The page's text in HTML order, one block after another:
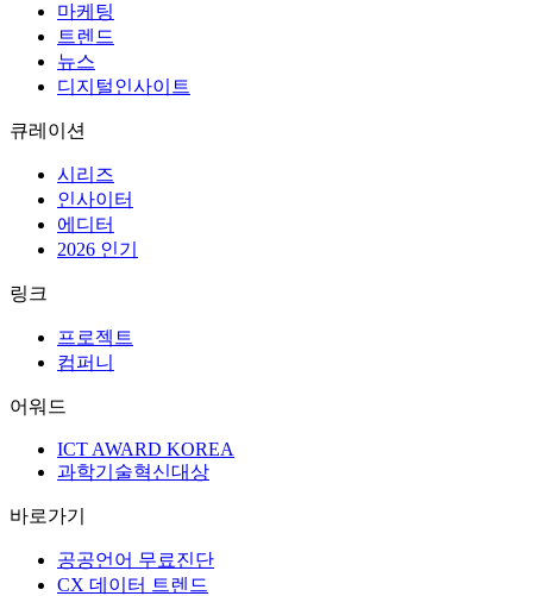
마케팅
트렌드
뉴스
디지털인사이트
큐레이션
시리즈
인사이터
에디터
2026 인기
링크
프로젝트
컴퍼니
어워드
ICT AWARD KOREA
과학기술혁신대상
바로가기
공공언어 무료진단
CX 데이터 트렌드